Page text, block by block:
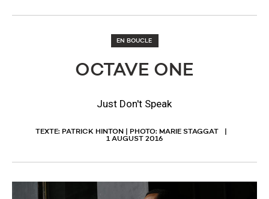
EN BOUCLE
OCTAVE ONE
Just Don't Speak
TEXTE: PATRICK HINTON | PHOTO: MARIE STAGGAT
1 AUGUST 2016